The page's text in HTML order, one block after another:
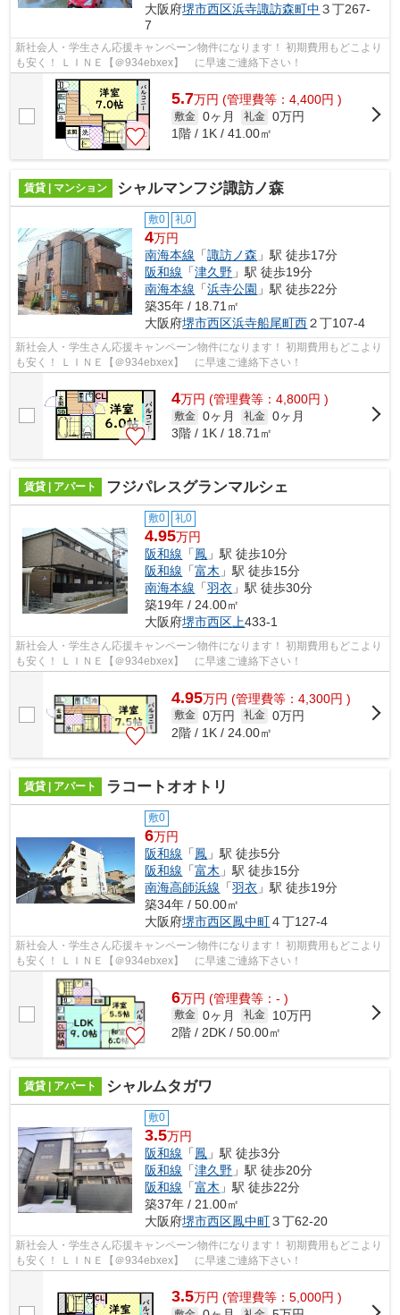
大阪府堺市西区浜寺諏訪森町中 ３丁267-
7
新社会人・学生さん応援キャンペーン物件になります！ 初期費用もどこより
も安く！ ＬＩＮＥ【＠934ebxex】 に早速ご連絡下さい！
5.7万円 (管理費等：4,400円 )
敷金 0ヶ月 礼金 0万円
1階 / 1K / 41.00㎡
賃貸 | マンション シャルマンフジ諏訪ノ森
敷0 礼0
4万円
南海本線 「諏訪ノ森 」駅 徒歩17分
阪和線 「津久野 」駅 徒歩19分
南海本線 「浜寺公園 」駅 徒歩22分
築35年 / 18.71㎡
大阪府堺市西区浜寺船尾町西２丁107-4
新社会人・学生さん応援キャンペーン物件になります！ 初期費用もどこより
も安く！ ＬＩＮＥ【＠934ebxex】 に早速ご連絡下さい！
4万円 (管理費等：4,800円 )
敷金 0ヶ月 礼金 0ヶ月
3階 / 1K / 18.71㎡
賃貸 | アパート フジパレスグランマルシェ
敷0 礼0
4.95万円
阪和線 「鳳 」駅 徒歩10分
阪和線 「富木 」駅 徒歩15分
南海本線 「羽衣 」駅 徒歩30分
築19年 / 24.00㎡
大阪府堺市西区上433-1
新社会人・学生さん応援キャンペーン物件になります！ 初期費用もどこより
も安く！ ＬＩＮＥ【＠934ebxex】 に早速ご連絡下さい！
4.95万円 (管理費等：4,300円 )
敷金 0万円 礼金 0万円
2階 / 1K / 24.00㎡
賃貸 | アパート ラコートオオトリ
敷0
6万円
阪和線 「鳳 」駅 徒歩5分
阪和線 「富木 」駅 徒歩15分
南海高師浜線 「羽衣 」駅 徒歩19分
築34年 / 50.00㎡
大阪府堺市西区鳳中町４丁127-4
新社会人・学生さん応援キャンペーン物件になります！ 初期費用もどこより
も安く！ ＬＩＮＥ【＠934ebxex】 に早速ご連絡下さい！
6万円 (管理費等：- )
敷金 0ヶ月 礼金
10万円
2階 / 2DK / 50.00㎡
賃貸 | アパート シャルムタガワ
敷0
3.5万円
阪和線 「鳳 」駅 徒歩3分
阪和線 「津久野 」駅 徒歩20分
阪和線 「富木 」駅 徒歩22分
築37年 / 21.00㎡
大阪府堺市西区鳳中町３丁62-20
新社会人・学生さん応援キャンペーン物件になります！ 初期費用もどこより
も安く！ ＬＩＮＥ【＠934ebxex】 に早速ご連絡下さい！
3.5万円 (管理費等：5,000円 )